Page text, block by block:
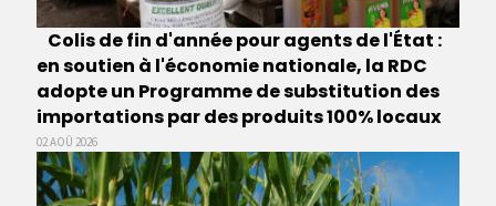
Colis de fin d'année pour agents de l'État :
en soutien à l'économie nationale, la RDC
adopte un Programme de substitution des
importations par des produits 100% locaux
02 AOÛ 2026